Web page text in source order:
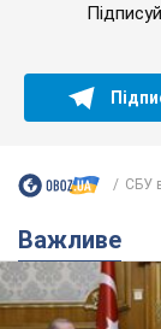
СБУ
Важливе